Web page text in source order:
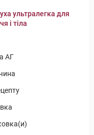
ультралегка для
і тіла
АГ